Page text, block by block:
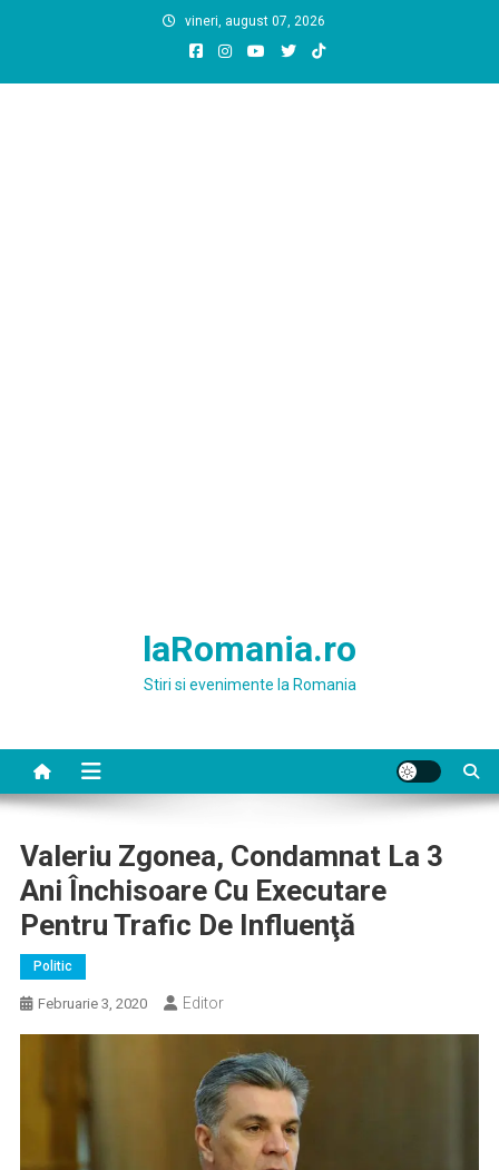
vineri, august 07, 2026
laRomania.ro
Stiri si evenimente la Romania
Valeriu Zgonea, Condamnat La 3
Ani Închisoare Cu Executare
Pentru Trafic De Influenţă
Politic
Februarie 3, 2020 Editor